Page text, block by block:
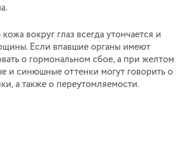
вокруг глаз всегда утончается и
Если впавшие органы имеют
о гормональном сбое, а при желтом
и синюшные оттенки могут говорить о
а также о переутомляемости.